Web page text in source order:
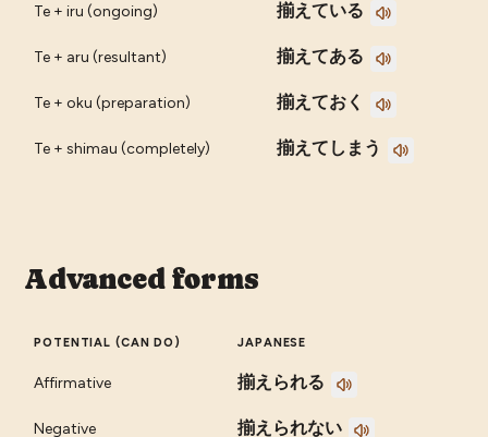
Te + iru (ongoing) 揃えている
Te + aru (resultant) 揃えてある
Te + oku (preparation) 揃えておく
Te + shimau (completely) 揃えてしまう
Advanced forms
POTENTIAL (CAN DO) JAPANESE
Affirmative 揃えられる
Negative 揃えられない